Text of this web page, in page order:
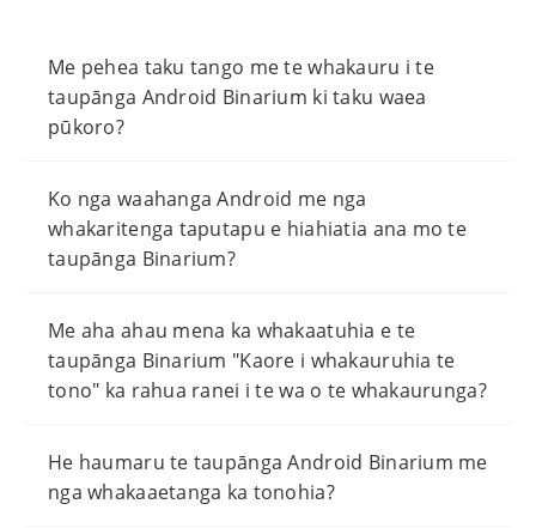
Me pehea taku tango me te whakauru i te
taupānga Android Binarium ki taku waea
pūkoro?
Ko nga waahanga Android me nga
whakaritenga taputapu e hiahiatia ana mo te
taupānga Binarium?
Me aha ahau mena ka whakaatuhia e te
taupānga Binarium "Kaore i whakauruhia te
tono" ka rahua ranei i te wa o te whakaurunga?
He haumaru te taupānga Android Binarium me
nga whakaaetanga ka tonohia?